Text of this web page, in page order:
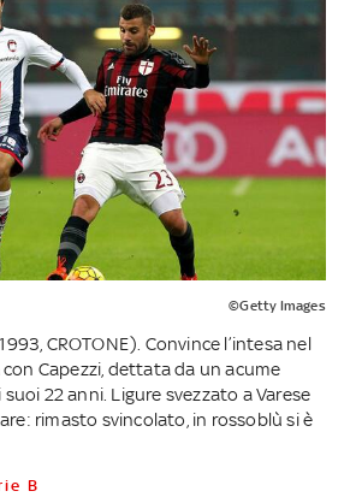
©Getty Images
CROTONE). Convince l’intesa nel
Capezzi, dettata da un acume
22 anni. Ligure svezzato a Varese
rimasto svincolato, in rossoblù si è
B